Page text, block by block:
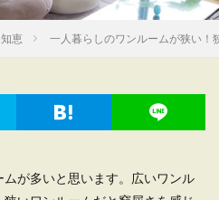
恵 一人暮らしのワンルームが狭い！
が多いと思います。広いワンル